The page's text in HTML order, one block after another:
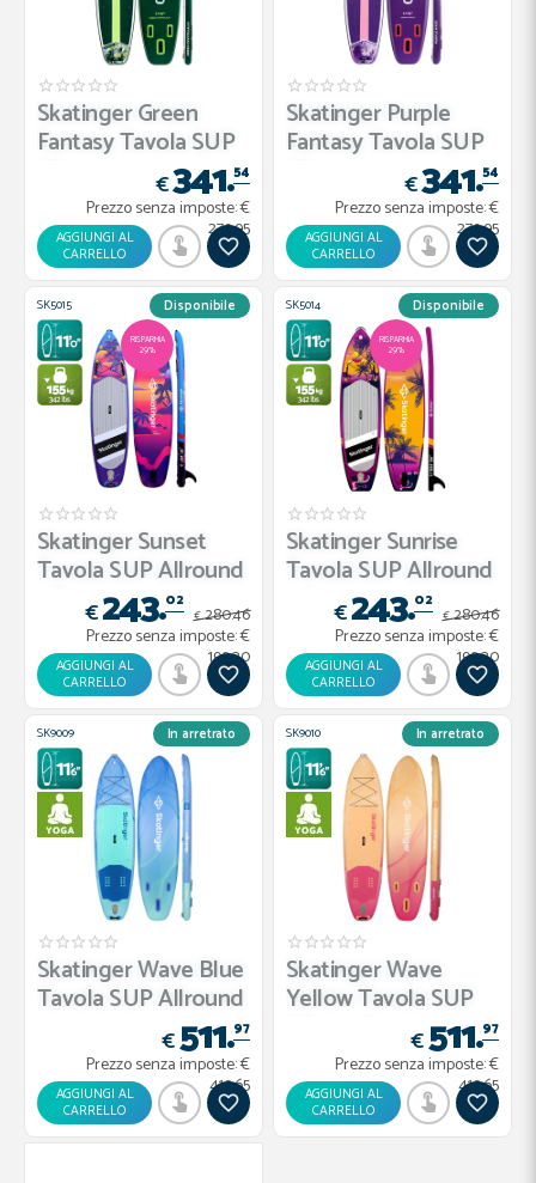
Skatinger Green
Fantasy Tavola SUP
€341.54
Prezzo senza imposte:€
279.95
AGGIUNGI AL
CARRELLO
Skatinger Purple
Fantasy Tavola SUP
€341.54
Prezzo senza imposte:€
279.95
AGGIUNGI AL
CARRELLO
SK5015 Disponibile
RISPARMIA
29%
Skatinger Sunset
Tavola SUP Allround
– Eq...€243.02
€ 280.46
Prezzo senza imposte:€
199.20
AGGIUNGI AL
CARRELLO
SK5014 Disponibile
RISPARMIA
29%
Skatinger Sunrise
Tavola SUP Allround
€243.02
€ 280.46
Prezzo senza imposte:€
199.20
AGGIUNGI AL
CARRELLO
SK9009 In arretrato
Skatinger Wave Blue
Tavola SUP Allround
€511.97
Prezzo senza imposte:€
419.65
AGGIUNGI AL
CARRELLO
SK9010 In arretrato
Skatinger Wave
Yellow Tavola SUP
€511.97
Prezzo senza imposte:€
419.65
AGGIUNGI AL
CARRELLO